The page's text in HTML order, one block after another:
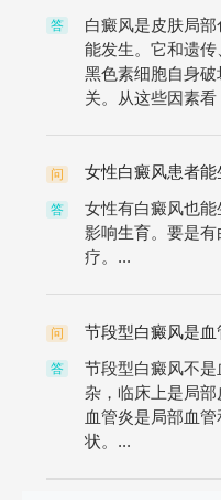
答
白癜风是皮肤局
能发生。它和遗传
黑色素细胞自身
关。从这些因素
问 女性白癜风患者能
答
女性有白癜风也
影响生育。要是
疗。...
问 节段型白癜风是血
答
节段型白癜风不
杂，临床上是局部
血管炎是局部血
状。...